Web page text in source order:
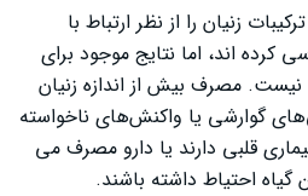
زنیان را از نظر ارتباط با
اند، اما نتایج موجود برای
مصرف بیش از اندازه زنیان
گوارشی یا واکنش‌های ناخواسته
قلبی دارند یا دارو مصرف می
احتیاط داشته باشند.